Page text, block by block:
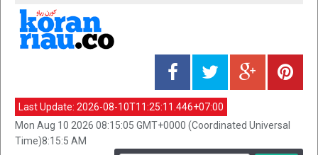
Last Update: 2026-08-10T11:25:11.446+07:00
Mon Aug 10 2026 08:15:05 GMT+0000 (Coordinated Universal
Time)8:15:5 AM